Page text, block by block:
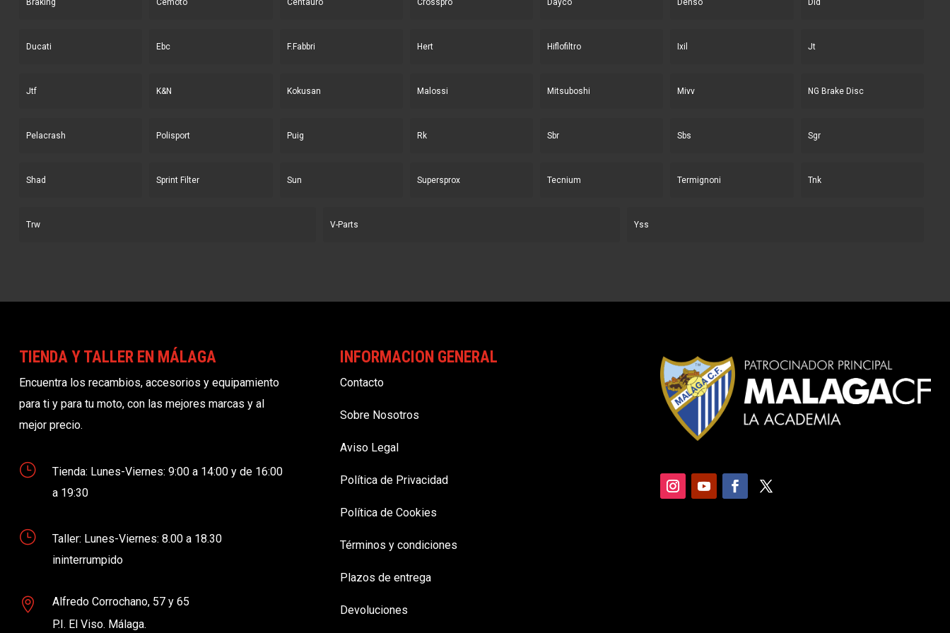
Braking Cemoto Centauro Crosspro Dayco Denso Did
Ducati Ebc F.Fabbri Hert Hiflofiltro Ixil Jt
Jtf K&N Kokusan Malossi Mitsuboshi Mivv NG Brake Disc
Pelacrash Polisport Puig Rk Sbr Sbs Sgr
Shad Sprint Filter Sun Supersprox Tecnium Termignoni Tnk
Trw V-Parts Yss
TIENDA Y TALLER EN MÁLAGA
Encuentra los recambios, accesorios y equipamiento
para ti y para tu moto, con las mejores marcas y al
mejor precio.
}
Tienda: Lunes-Viernes: 9:00 a 14:00 y de 16:00
a 19:30
}
Taller: Lunes-Viernes: 8.00 a 18.30
ininterrumpido

Alfredo Corrochano, 57 y 65
P.I. El Viso. Málaga.
INFORMACION GENERAL
Contacto
Sobre Nosotros
Aviso Legal
Política de Privacidad
Política de Cookies
Términos y condiciones
Plazos de entrega
Devoluciones